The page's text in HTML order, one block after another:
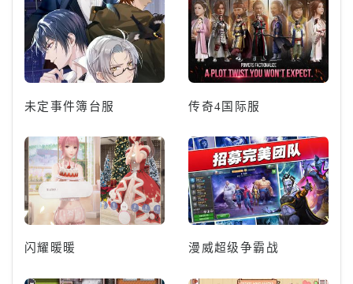
未定事件簿台服 传奇4国际服
闪耀暖暖 漫威超级争霸战